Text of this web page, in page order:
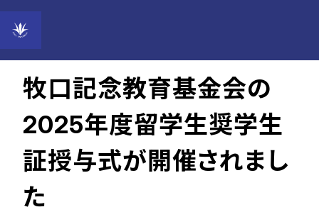
2025年05月19日
牧口記念教育基金会の
2025年度留学生奨学生
証授与式が開催されまし
た